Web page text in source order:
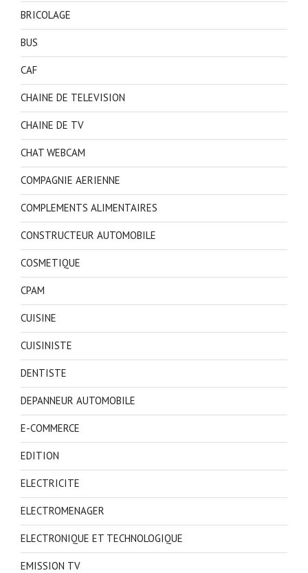
BRICOLAGE
BUS
CAF
CHAINE DE TELEVISION
CHAINE DE TV
CHAT WEBCAM
COMPAGNIE AERIENNE
COMPLEMENTS ALIMENTAIRES
CONSTRUCTEUR AUTOMOBILE
COSMETIQUE
CPAM
CUISINE
CUISINISTE
DENTISTE
DEPANNEUR AUTOMOBILE
E-COMMERCE
EDITION
ELECTRICITE
ELECTROMENAGER
ELECTRONIQUE ET TECHNOLOGIQUE
EMISSION TV